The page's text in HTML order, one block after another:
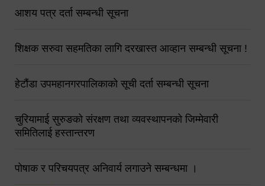
आशय पत्र दर्ता सम्बन्धी सूचना
शिक्षक सरुवा सहमतिका लागि दरखास्त आव्हान सम्बन्धी सूचना !
हेटौंडा उपमहानगरपालिकाको सूची दर्ता सम्बन्धी सूचना
चुरियामाई सुरुङको संरक्षण तथा व्यवस्थापनको जिम्मेवारी
समितिलाई हस्तान्तरण
पोषाक र परिचयपत्र अनिवार्य लगाउने सम्बन्धमा ।